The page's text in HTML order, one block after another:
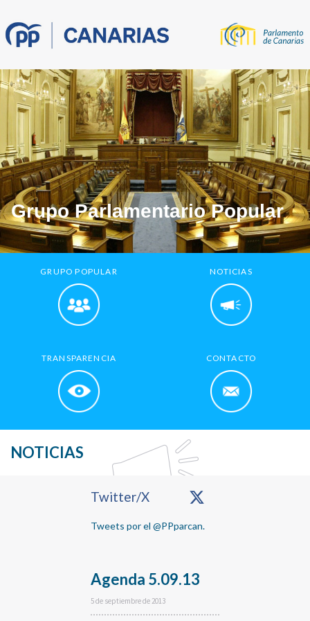
Grupo Parlamentario Popular
GRUPO POPULAR NOTICIAS
TRANSPARENCIA CONTACTO
NOTICIAS
Agenda 5.09.13
5 de septiembre de 2013
Primary
Twitter/X
Tweets por el @PPparcan.